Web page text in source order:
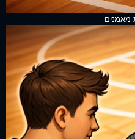
מאמנים